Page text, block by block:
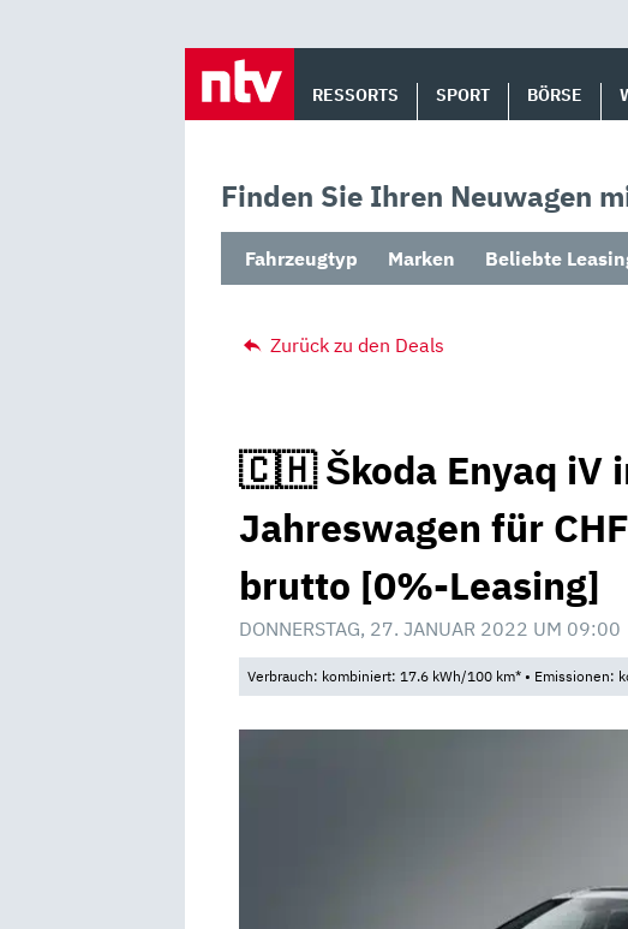
RESSORTS SPORT BÖRSE
Finden Sie Ihren Neuwagen
Fahrzeugtyp Marken Beliebte
Zurück zu den Deals
🇨🇭 Škoda Enyaq iV
Jahreswagen für
brutto [0%-Leasing]
DONNERSTAG, 27. JANUAR 2022 UM 09:00
Verbrauch: kombiniert: 17.6 kWh/100 km* • Emissionen: